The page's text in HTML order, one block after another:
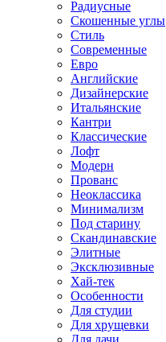
Радиусные
Скошенные углы
Стиль
Современные
Евро
Английские
Дизайнерские
Итальянские
Кантри
Классические
Лофт
Модерн
Прованс
Неоклассика
Минимализм
Под старину
Скандинавские
Элитные
Эксклюзивные
Хай-тек
Особенности
Для студии
Для хрущевки
Для дачи